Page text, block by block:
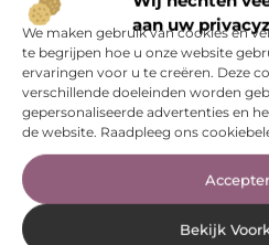
aan uw
We maken gebruik van cookies en
te begrijpen hoe u onze website
ervaringen voor u te creëren. Deze
verschillende doeleinden worden
gepersonaliseerde advertenties en
de website. Raadpleeg ons
Bekijk
Gerelateerde